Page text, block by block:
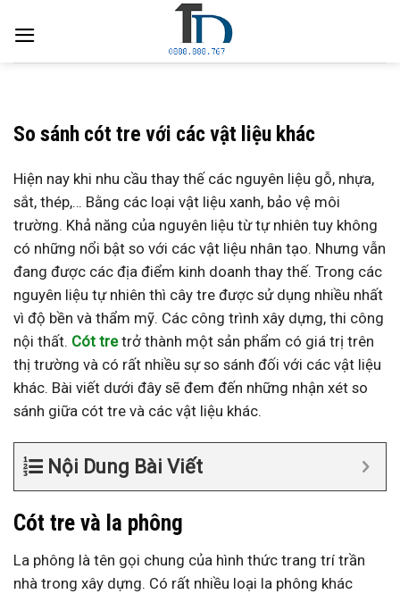
So sánh cót tre với các vật liệu khác
Hiện nay khi nhu cầu thay thế các nguyên liệu gỗ, nhựa,
sắt, thép,… Bằng các loại vật liệu xanh, bảo vệ môi
trường. Khả năng của nguyên liệu từ tự nhiên tuy không
có những nổi bật so với các vật liệu nhân tạo. Nhưng vẫn
đang được các địa điểm kinh doanh thay thế. Trong các
nguyên liệu tự nhiên thì cây tre được sử dụng nhiều nhất
vì độ bền và thẩm mỹ. Các công trình xây dựng, thi công
nội thất. Cót tretrở thành một sản phẩm có giá trị trên
thị trường và có rất nhiều sự so sánh đối với các vật liệu
khác. Bài viết dưới đây sẽ đem đến những nhận xét so
sánh giữa cót tre và các vật liệu khác.
Nội Dung Bài Viết
Cót tre và la phông
La phông là tên gọi chung của hình thức trang trí trần
nhà trong xây dựng. Có rất nhiều loại la phông khác